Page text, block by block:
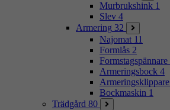
Murbrukshink 1
Slev 4
Armering 32
Najomat 11
Formlås 2
Formstagspännare
Armeringsbock 4
Armeringsklippare
Bockmaskin 1
Trädgård 80